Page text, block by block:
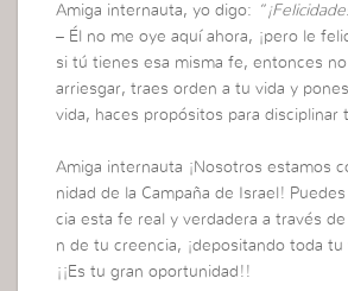
Amiga internauta, yo digo:
– Él no me oye aquí ahora, ¡pero le
si tú tienes esa misma fe, entonces
arriesgar, traes orden a tu vida y
vida, haces propósitos para disciplinar
Amiga internauta ¡Nosotros estamos
nidad de la Campaña de Israel!
cia esta fe real y verdadera a través
n de tu creencia, ¡depositando toda tu
¡¡Es tu gran oportunidad!!